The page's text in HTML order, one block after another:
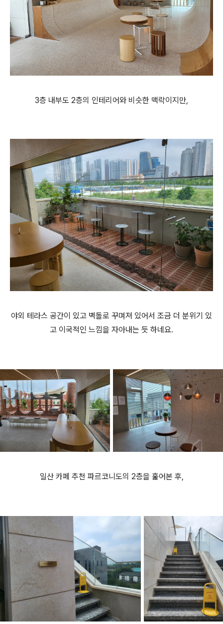
3층 내부도 2층의 인테리어와 비슷한 맥락이지만,
야외 테라스 공간이 있고 벽돌로 꾸며져 있어서 조금 더 분위기 있
고 이국적인 느낌을 자아내는 듯 하네요.
일산 카페 추천 파르코니도의 2층을 훑어본 후,